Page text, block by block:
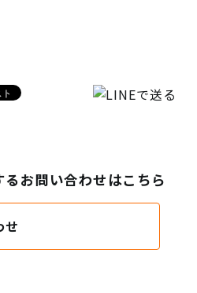
るお問い合わせはこちら
せ